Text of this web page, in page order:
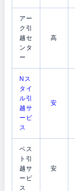
アー
ク引
越セ
ンタ
ー
高
Nス
タイ
ル引
越サ
ービ
ス
安
ベス
ト引
越サ
ービ
ス
安